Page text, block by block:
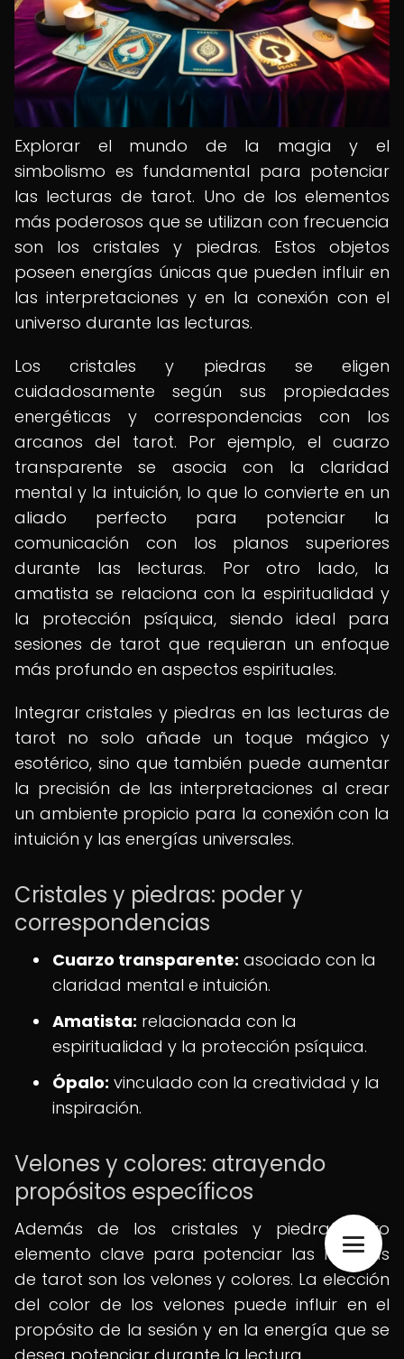
Explorar el mundo de la magia y el
simbolismo es fundamental para potenciar
las lecturas de tarot. Uno de los elementos
más poderosos que se utilizan con frecuencia
son los cristales y piedras. Estos objetos
poseen energías únicas que pueden influir en
las interpretaciones y en la conexión con el
universo durante las lecturas.
Los cristales y piedras se eligen
cuidadosamente según sus propiedades
energéticas y correspondencias con los
arcanos del tarot. Por ejemplo, el cuarzo
transparente se asocia con la claridad
mental y la intuición, lo que lo convierte en un
aliado perfecto para potenciar la
comunicación con los planos superiores
durante las lecturas. Por otro lado, la
amatista se relaciona con la espiritualidad y
la protección psíquica, siendo ideal para
sesiones de tarot que requieran un enfoque
más profundo en aspectos espirituales.
Integrar cristales y piedras en las lecturas de
tarot no solo añade un toque mágico y
esotérico, sino que también puede aumentar
la precisión de las interpretaciones al crear
un ambiente propicio para la conexión con la
intuición y las energías universales.
Cristales y piedras: poder y
correspondencias
Cuarzo transparente: asociado con la
claridad mental e intuición.
Amatista: relacionada con la
espiritualidad y la protección psíquica.
Ópalo: vinculado con la creatividad y la
inspiración.
Velones y colores: atrayendo
propósitos específicos
Además de los cristales y piedras, otro
elemento clave para potenciar las lecturas
de tarot son los velones y colores. La elección
del color de los velones puede influir en el
propósito de la sesión y en la energía que se